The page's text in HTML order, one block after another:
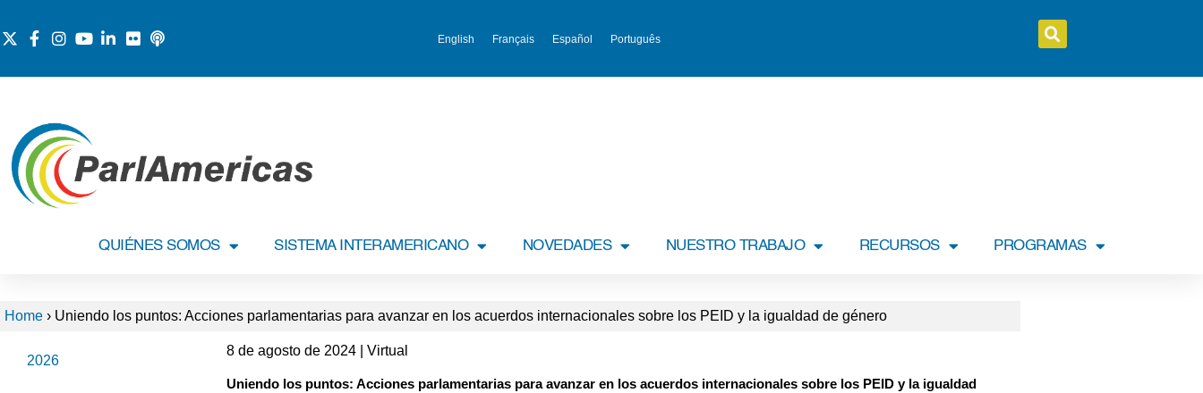
English Français Español Português
QUIÉNES SOMOS SISTEMA INTERAMERICANO NOVEDADES NUESTRO TRABAJO RECURSOS PROGRAMAS
Home › Uniendo los puntos: Acciones parlamentarias para avanzar en los acuerdos internacionales sobre los PEID y la igualdad de género
2026
8 de agosto de 2024 | Virtual
Uniendo los puntos: Acciones parlamentarias para avanzar en los acuerdos internacionales sobre los PEID y la igualdad